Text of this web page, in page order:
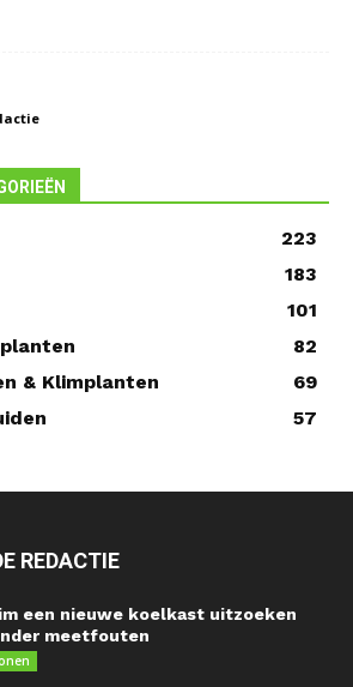
223
183
101
82
& Klimplanten
69
57
REDACTIE
een nieuwe koelkast uitzoeken
meetfouten